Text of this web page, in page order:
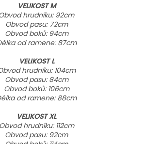
VELIKOST M
hrudníku: 92cm
Obvod pasu: 72cm
Obvod boků: 94cm
od ramene: 87cm
VELIKOST L
hrudníku: 104cm
Obvod pasu: 84cm
Obvod boků: 106cm
od ramene: 88cm
VELIKOST XL
Obvod hrudníku: 112cm
Obvod pasu: 92cm